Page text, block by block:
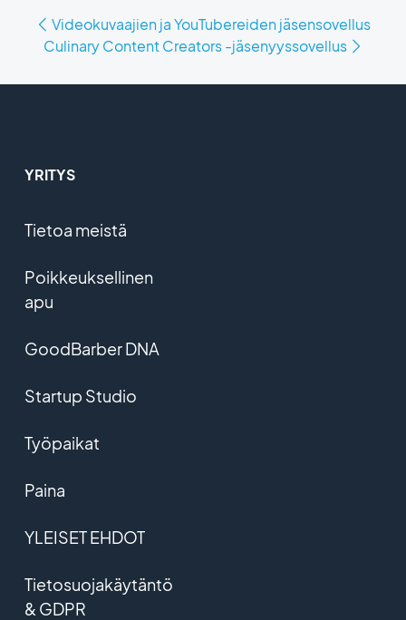
Videokuvaajien ja YouTubereiden jäsensovellus
Culinary Content Creators -jäsenyyssovellus
YRITYS
Tietoa meistä
Poikkeuksellinen
apu
GoodBarber DNA
Startup Studio
Työpaikat
Paina
YLEISET EHDOT
Tietosuojakäytäntö
& GDPR